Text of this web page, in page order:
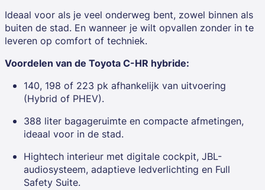
Ideaal voor als je veel onderweg bent, zowel binnen als
buiten de stad. En wanneer je wilt opvallen zonder in te
leveren op comfort of techniek.
Voordelen van de Toyota C-HR hybride:
140, 198 of 223 pk afhankelijk van uitvoering
(Hybrid of PHEV).
388 liter bagageruimte en compacte afmetingen,
ideaal voor in de stad.
Hightech interieur met digitale cockpit, JBL-
audiosysteem, adaptieve ledverlichting en Full
Safety Suite.